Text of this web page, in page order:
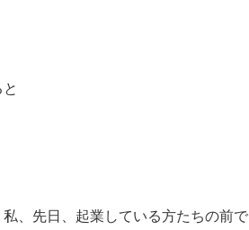
、先日、起業している方たちの前で